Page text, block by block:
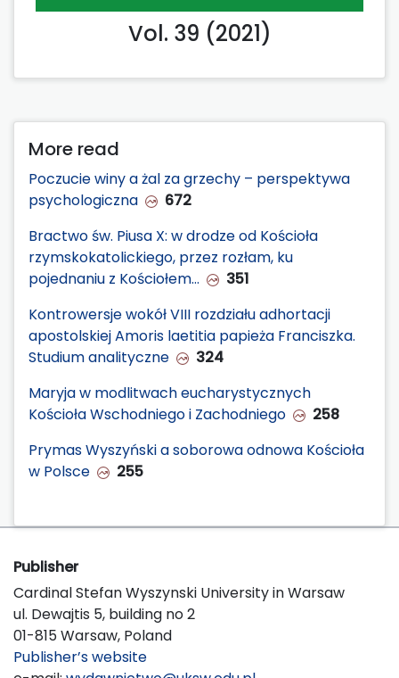
Vol. 39 (2021)
More read
Poczucie winy a żal za grzechy – perspektywa
psychologiczna
672
Bractwo św. Piusa X: w drodze od Kościoła
rzymskokatolickiego, przez rozłam, ku
pojednaniu z Kościołem…
351
Kontrowersje wokół VIII rozdziału adhortacji
apostolskiej Amoris laetitia papieża Franciszka.
Studium analityczne
324
Maryja w modlitwach eucharystycznych
Kościoła Wschodniego i Zachodniego
258
Prymas Wyszyński a soborowa odnowa Kościoła
w Polsce
255
Publisher
Cardinal Stefan Wyszynski University in Warsaw
ul. Dewajtis 5, building no 2
01-815 Warsaw, Poland
Publisher’s website